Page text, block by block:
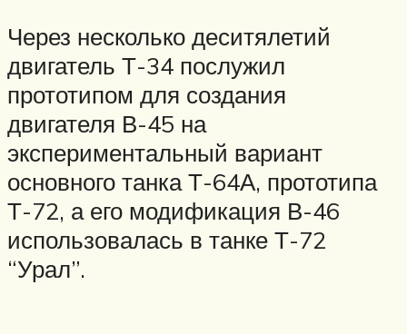
Через несколько деситялетий
двигатель Т-34 послужил
прототипом для создания
двигателя В-45 на
экспериментальный вариант
основного танка Т-64А, прототипа
Т-72, а его модификация В-46
использовалась в танке Т-72
“Урал”.